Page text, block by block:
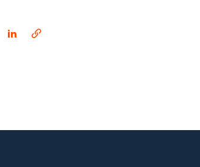
Partager sur Facebook
Partager sur LinkedIn